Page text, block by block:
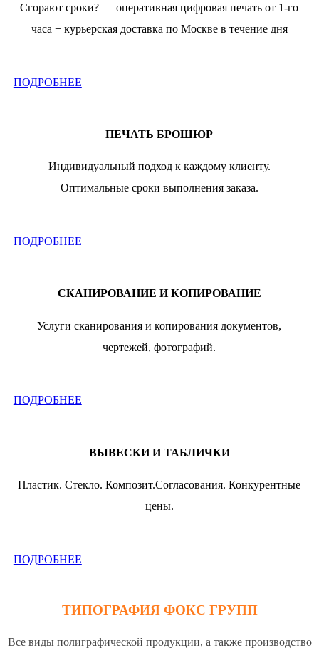
Сгорают сроки? — оперативная цифровая печать от 1-го
часа + курьерская доставка по Москве в течение дня
ПОДРОБНЕЕ
ПЕЧАТЬ БРОШЮР
Индивидуальный подход к каждому клиенту.
Оптимальные сроки выполнения заказа.
ПОДРОБНЕЕ
СКАНИРОВАНИЕ И КОПИРОВАНИЕ
Услуги сканирования и копирования документов,
чертежей, фотографий.
ПОДРОБНЕЕ
ВЫВЕСКИ И ТАБЛИЧКИ
Пластик. Стекло. Композит.Согласования. Конкурентные
цены.
ПОДРОБНЕЕ
ТИПОГРАФИЯ ФОКС ГРУПП
Все виды полиграфической продукции, а также производство